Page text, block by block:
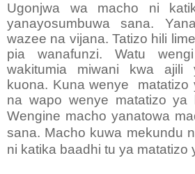
Ugonjwa wa macho ni
yanayosumbuwa sana.
wazee na vijana. Tatizo hili
pia wanafunzi. Watu
wakitumia miwani kwa ajili
kuona. Kuna wenye matatizo
na wapo wenye matatizo ya
Wengine macho yanatowa m
sana. Macho kuwa mekundu
ni katika baadhi tu ya matatizo